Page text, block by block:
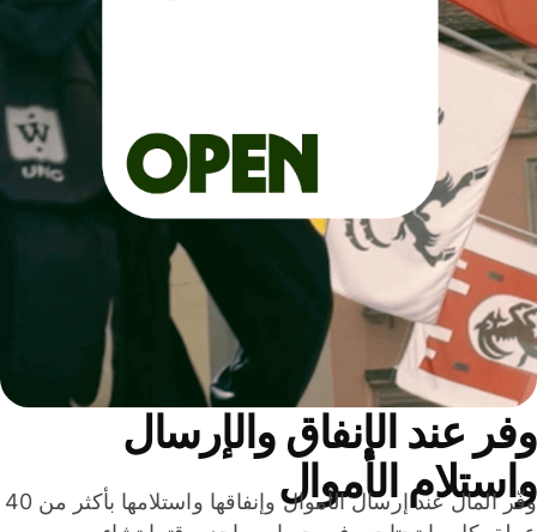
عند الإنفاق والإرسال
الأموال
وفّر المال عند إرسال الأموال وإنفاقها واستلامها بأكثر من 40